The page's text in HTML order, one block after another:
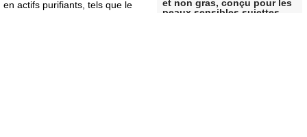
en actifs purifiants, tels que le
et non gras, conçu pour les
peaux sensibles sujettes